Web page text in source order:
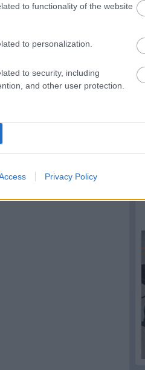
to functionality of the website
to personalization.
to security, including
and other user protection.
Privacy Policy